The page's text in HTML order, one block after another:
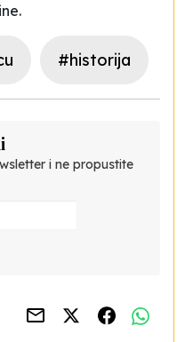
#historija
i ne propustite